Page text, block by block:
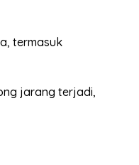
termasuk
jarang terjadi,